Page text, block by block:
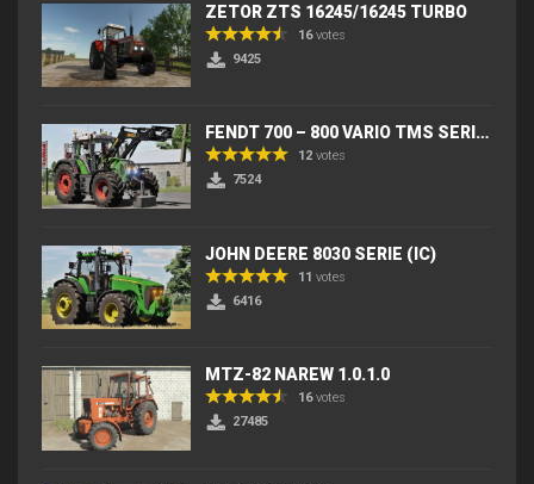
ZETOR ZTS 16245/16245 TURBO
16votes
9425
FENDT 700 – 800 VARIO TMS SERIES (IC) V2
12 votes
7524
JOHN DEERE 8030 SERIE (IC)
11 votes
6416
MTZ-82 NAREW 1.0.1.0
16votes
27485